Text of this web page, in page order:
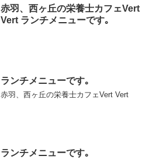
赤羽、西ヶ丘の栄養士カフェVert
Vert ランチメニューです｡
ランチメニューです｡
赤羽、西ヶ丘の栄養士カフェVert Vert
ランチメニューです｡